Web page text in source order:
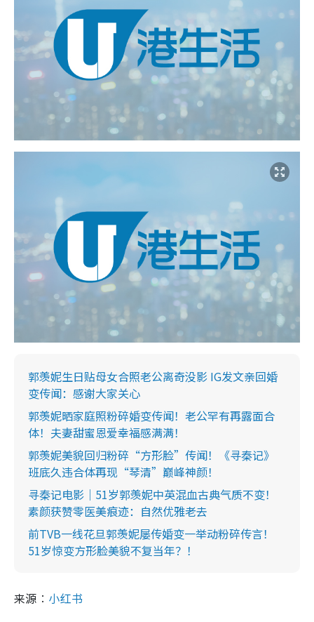
郭羡妮生日贴母女合照老公离奇没影 IG发文亲回婚
变传闻：感谢大家关心
郭羡妮晒家庭照粉碎婚变传闻！老公罕有再露面合
体！夫妻甜蜜恩爱幸福感满满！
郭羡妮美貌回归粉碎“方形脸”传闻！《寻秦记》
班底久违合体再现“琴清”巅峰神颜！
寻秦记电影｜51岁郭羡妮中英混血古典气质不变！
素颜获赞零医美痕迹：自然优雅老去
前TVB一线花旦郭羡妮屡传婚变一举动粉碎传言！
51岁惊变方形脸美貌不复当年？！
来源︰ 小红书